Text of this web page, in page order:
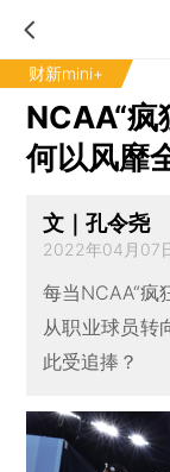
财新mini+
NCAA“疯
何以风靡
文｜孔令尧
2022年04月07
每当NCAA“疯
从职业球员转
此受追捧？